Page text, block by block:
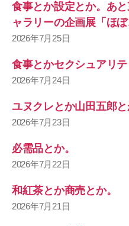
食事とか設定とか。あ
ャラリーの企画展「ほぼ
2026年7月25日
食事とかセクシュアリテ
2026年7月24日
ユヌクレとか山田五郎と
2026年7月23日
必需品とか。
2026年7月22日
和紅茶とか商売とか。
2026年7月21日